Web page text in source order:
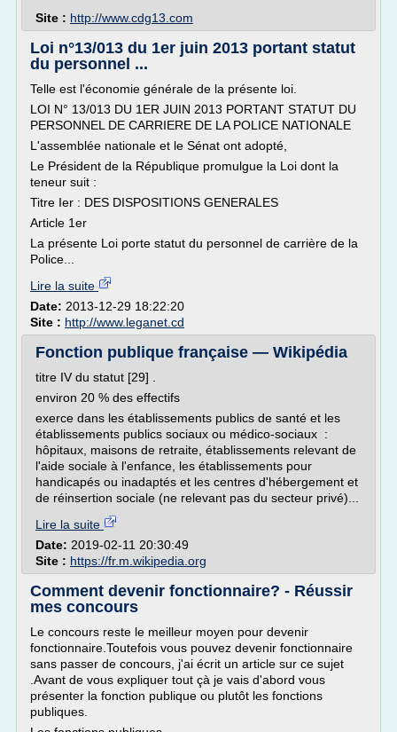
Site : http://www.cdg13.com
Loi n°13/013 du 1er juin 2013 portant statut
du personnel ...
Telle est l'économie générale de la présente loi.
LOI N° 13/013 DU 1ER JUIN 2013 PORTANT STATUT DU
PERSONNEL DE CARRIERE DE LA POLICE NATIONALE
L'assemblée nationale et le Sénat ont adopté,
Le Président de la République promulgue la Loi dont la
teneur suit :
Titre Ier : DES DISPOSITIONS GENERALES
Article 1er
La présente Loi porte statut du personnel de carrière de la
Police...
Lire la suite
Date: 2013-12-29 18:22:20
Site : http://www.leganet.cd
Fonction publique française — Wikipédia
titre IV du statut [29] .
environ 20 % des effectifs
exerce dans les établissements publics de santé et les
établissements publics sociaux ou médico-sociaux :
hôpitaux, maisons de retraite, établissements relevant de
l'aide sociale à l'enfance, les établissements pour
handicapés ou inadaptés et les centres d'hébergement et
de réinsertion sociale (ne relevant pas du secteur privé)...
Lire la suite
Date: 2019-02-11 20:30:49
Site : https://fr.m.wikipedia.org
Comment devenir fonctionnaire? - Réussir
mes concours
Le concours reste le meilleur moyen pour devenir
fonctionnaire.Toutefois vous pouvez devenir fonctionnaire
sans passer de concours, j'ai écrit un article sur ce sujet
.Avant de vous expliquer tout çà je vais d'abord vous
présenter la fonction publique ou plutôt les fonctions
publiques.